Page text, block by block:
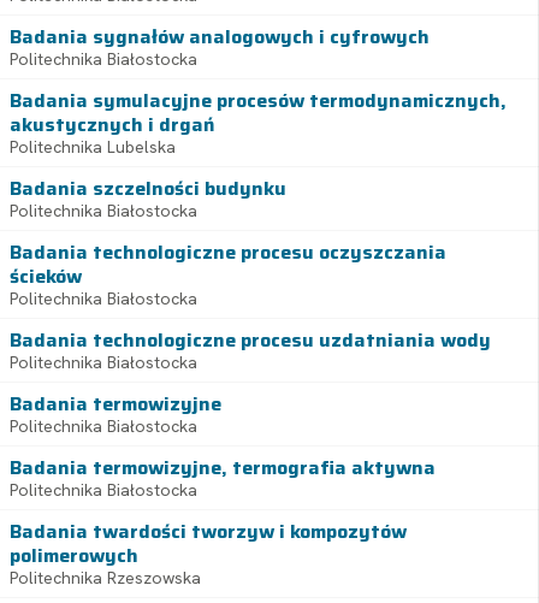
Badania sygnałów analogowych i cyfrowych
Politechnika Białostocka
Badania symulacyjne procesów termodynamicznych,
akustycznych i drgań
Politechnika Lubelska
Badania szczelności budynku
Politechnika Białostocka
Badania technologiczne procesu oczyszczania
ścieków
Politechnika Białostocka
Badania technologiczne procesu uzdatniania wody
Politechnika Białostocka
Badania termowizyjne
Politechnika Białostocka
Badania termowizyjne, termografia aktywna
Politechnika Białostocka
Badania twardości tworzyw i kompozytów
polimerowych
Politechnika Rzeszowska